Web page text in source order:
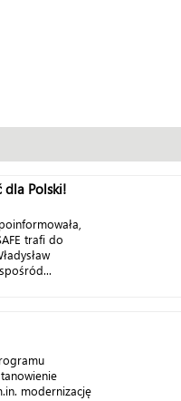
dla Polski!
trafi do
modernizację